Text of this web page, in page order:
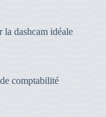
dashcam idéale
comptabilité